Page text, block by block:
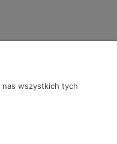
wszystkich tych